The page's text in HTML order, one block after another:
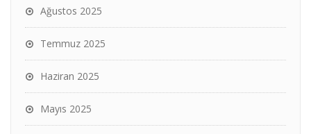
Ağustos 2025
Temmuz 2025
Haziran 2025
Mayıs 2025